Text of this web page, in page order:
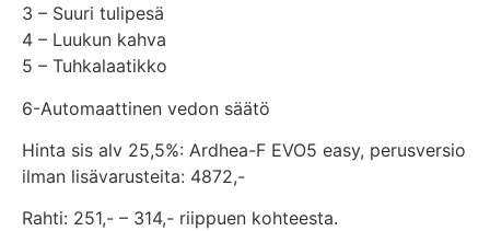
3 – Suuri tulipesä
4 – Luukun kahva
5 – Tuhkalaatikko
6-Automaattinen vedon säätö
Hinta sis alv 25,5%: Ardhea-F EVO5 easy, perusversio
ilman lisävarusteita: 4872,-
Rahti: 251,- – 314,- riippuen kohteesta.